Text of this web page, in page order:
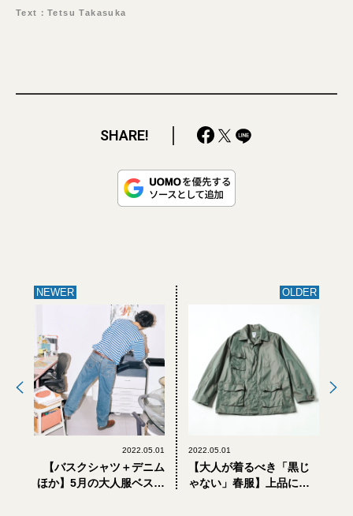
Text：Tetsu Takasuka
SHARE!
NEWER
2022.05.01
【バスクシャツ＋デニム
ほか】5月の大人服ベスト
OLDER
2022.05.01
【大人が着るべき「黒じ
ゃない」春服】上品に着